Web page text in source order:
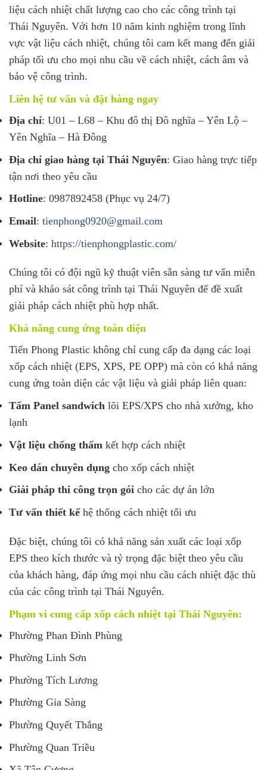
liệu cách nhiệt chất lượng cao cho các công trình tại
Thái Nguyên. Với hơn 10 năm kinh nghiệm trong lĩnh
vực vật liệu cách nhiệt, chúng tôi cam kết mang đến giải
pháp tối ưu cho mọi nhu cầu về cách nhiệt, cách âm và
bảo vệ công trình.
Liên hệ tư vấn và đặt hàng ngay
Địa chỉ: U01 – L68 – Khu đô thị Đô nghĩa – Yên Lộ –
Yên Nghĩa – Hà Đông
Địa chỉ giao hàng tại Thái Nguyên: Giao hàng trực tiếp
tận nơi theo yêu cầu
Hotline: 0987892458 (Phục vụ 24/7)
Email: tienphong0920@gmail.com
Website: https://tienphongplastic.com/
Chúng tôi có đội ngũ kỹ thuật viên sẵn sàng tư vấn miễn
phí và khảo sát công trình tại Thái Nguyên để đề xuất
giải pháp cách nhiệt phù hợp nhất.
Khả năng cung ứng toàn diện
Tiến Phong Plastic không chỉ cung cấp đa dạng các loại
xốp cách nhiệt (EPS, XPS, PE OPP) mà còn có khả năng
cung ứng toàn diện các vật liệu và giải pháp liên quan:
Tấm Panel sandwich lõi EPS/XPS cho nhà xưởng, kho
lạnh
Vật liệu chống thấm kết hợp cách nhiệt
Keo dán chuyên dụng cho xốp cách nhiệt
Giải pháp thi công trọn gói cho các dự án lớn
Tư vấn thiết kếhệ thống cách nhiệt tối ưu
Đặc biệt, chúng tôi có khả năng sản xuất các loại xốp
EPS theo kích thước và tỷ trọng đặc biệt theo yêu cầu
của khách hàng, đáp ứng mọi nhu cầu cách nhiệt đặc thù
của các công trình tại Thái Nguyên.
Phạm vi cung cấp xốp cách nhiệt tại Thái Nguyên:
Phường Phan Đình Phùng
Phường Linh Sơn
Phường Tích Lương
Phường Gia Sàng
Phường Quyết Thắng
Phường Quan Triều